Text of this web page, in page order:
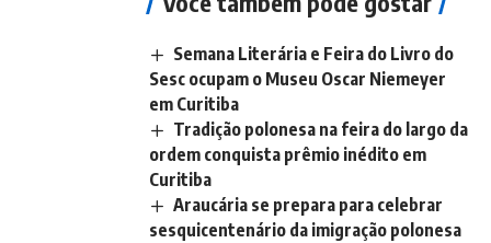
Semana Literária e Feira do Livro do
Sesc ocupam o Museu Oscar Niemeyer
em Curitiba
Tradição polonesa na feira do largo da
ordem conquista prêmio inédito em
Curitiba
Araucária se prepara para celebrar
sesquicentenário da imigração polonesa